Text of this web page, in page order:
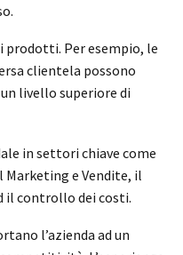
Per esempio, le
clientela possono
livello superiore di
in settori chiave come
Marketing e Vendite, il
il controllo dei costi.
l’azienda ad un